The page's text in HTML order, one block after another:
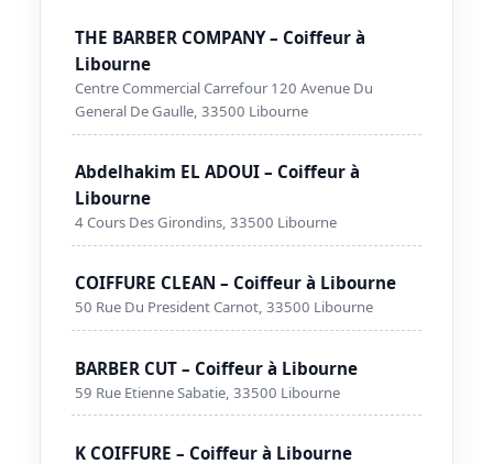
THE BARBER COMPANY – Coiffeur à
Libourne
Centre Commercial Carrefour 120 Avenue Du
General De Gaulle, 33500 Libourne
Abdelhakim EL ADOUI – Coiffeur à
Libourne
4 Cours Des Girondins, 33500 Libourne
COIFFURE CLEAN – Coiffeur à Libourne
50 Rue Du President Carnot, 33500 Libourne
BARBER CUT – Coiffeur à Libourne
59 Rue Etienne Sabatie, 33500 Libourne
K COIFFURE – Coiffeur à Libourne